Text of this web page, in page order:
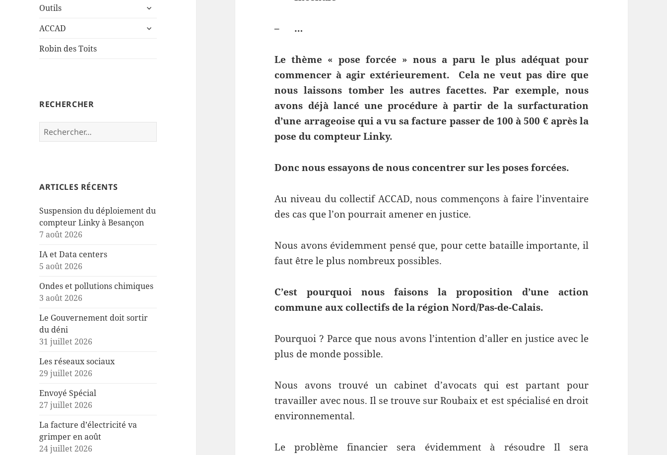
sous-
Outils
ouvrir
sous-
ACCAD
ouvrir
Robin des Toits
RECHERCHER
Rechercher :
ARTICLES RÉCENTS
Suspension du déploiement du
compteur Linky à Besançon
7 août 2026
IA et Data centers
5 août 2026
Ondes et pollutions chimiques
3 août 2026
Le Gouvernement doit sortir
du déni
31 juillet 2026
Les réseaux sociaux
29 juillet 2026
Envoyé Spécial
27 juillet 2026
La facture d’électricité va
grimper en août
24 juillet 2026
– …
Le thème « pose forcée » nous a paru le plus adéquat pour
commencer à agir extérieurement. Cela ne veut pas dire que
nous laissons tomber les autres facettes. Par exemple, nous
avons déjà lancé une procédure à partir de la surfacturation
d’une arrageoise qui a vu sa facture passer de 100 à 500 € après la
pose du compteur Linky.
Donc nous essayons de nous concentrer sur les poses forcées.
Au niveau du collectif ACCAD, nous commençons à faire l’inventaire
des cas que l’on pourrait amener en justice.
Nous avons évidemment pensé que, pour cette bataille importante, il
faut être le plus nombreux possibles.
C’est pourquoi nous faisons la proposition d’une action
commune aux collectifs de la région Nord/Pas-de-Calais.
Pourquoi ? Parce que nous avons l’intention d’aller en justice avec le
plus de monde possible.
Nous avons trouvé un cabinet d’avocats qui est partant pour
travailler avec nous. Il se trouve sur Roubaix et est spécialisé en droit
environnemental.
Le problème financier sera évidemment à résoudre Il sera